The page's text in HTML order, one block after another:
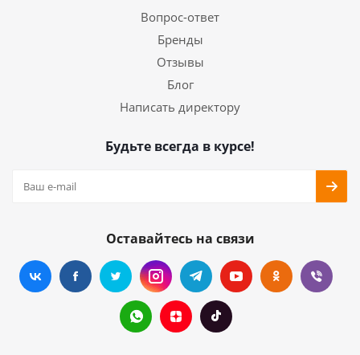
Вопрос-ответ
Бренды
Отзывы
Блог
Написать директору
Будьте всегда в курсе!
Оставайтесь на связи